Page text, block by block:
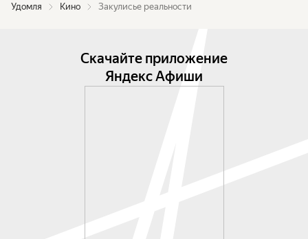
Удомля Кино Закулисье реальности
Скачайте приложение
Яндекс Афиши